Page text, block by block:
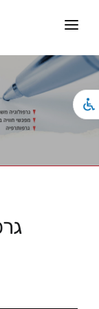
ראשי
אודותי
שירותים משפטיים
ההצלחות שלי
סדנאות/הרצאות